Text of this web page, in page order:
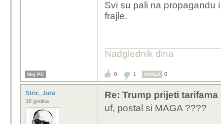
Svi su pali na propagandu
frajle.
Nadglednik dina
Moj PC 0 1 HVALA 0
Stric_Jura
16 godina
Re: Trump prijeti
uf, postal si MAGA ????